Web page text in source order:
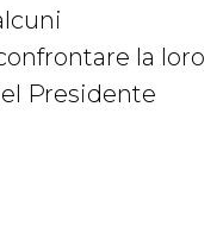
la loro
Presidente